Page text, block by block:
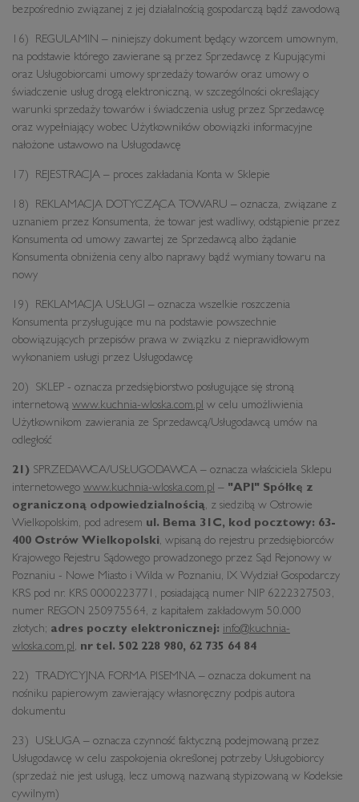
bezpośrednio związanej z jej działalnością gospodarczą bądź zawodową
16) REGULAMIN – niniejszy dokument będący wzorcem umownym,
na podstawie którego zawierane są przez Sprzedawcę z Kupującymi
oraz Usługobiorcami umowy sprzedaży towarów oraz umowy o
świadczenie usług drogą elektroniczną, w szczególności określający
warunki sprzedaży towarów i świadczenia usług przez Sprzedawcę
oraz wypełniający wobec Użytkowników obowiązki informacyjne
nałożone ustawowo na Usługodawcę
17) REJESTRACJA – proces zakładania Konta w Sklepie
18) REKLAMACJA DOTYCZĄCA TOWARU – oznacza, związane z
uznaniem przez Konsumenta, że towar jest wadliwy, odstąpienie przez
Konsumenta od umowy zawartej ze Sprzedawcą albo żądanie
Konsumenta obniżenia ceny albo naprawy bądź wymiany towaru na
nowy
19) REKLAMACJA USŁUGI – oznacza wszelkie roszczenia
Konsumenta przysługujące mu na podstawie powszechnie
obowiązujących przepisów prawa w związku z nieprawidłowym
wykonaniem usługi przez Usługodawcę
20) SKLEP - oznacza przedsiębiorstwo posługujące się stroną
internetową www.kuchnia-wloska.com.pl w celu umożliwienia
Użytkownikom zawierania ze Sprzedawcą/Usługodawcą umów na
odległość
21) SPRZEDAWCA/USŁUGODAWCA – oznacza właściciela Sklepu
internetowego www.kuchnia-wloska.com.pl – "API" Spółkę z
ograniczoną odpowiedzialnością, z siedzibą w Ostrowie
Wielkopolskim, pod adresem ul. Bema 31C, kod pocztowy: 63-
400 Ostrów Wielkopolski, wpisaną do rejestru przedsiębiorców
Krajowego Rejestru Sądowego prowadzonego przez Sąd Rejonowy w
Poznaniu - Nowe Miasto i Wilda w Poznaniu, IX Wydział Gospodarczy
KRS pod nr. KRS 0000223771, posiadającą numer NIP 6222327503,
numer REGON 250975564, z kapitałem zakładowym 50.000
złotych; adres poczty elektronicznej: info@kuchnia-
wloska.com.pl, nr tel. 502 228 980, 62 735 64 84
22) TRADYCYJNA FORMA PISEMNA – oznacza dokument na
nośniku papierowym zawierający własnoręczny podpis autora
dokumentu
23) USŁUGA – oznacza czynność faktyczną podejmowaną przez
Usługodawcę w celu zaspokojenia określonej potrzeby Usługobiorcy
(sprzedaż nie jest usługą, lecz umową nazwaną stypizowaną w Kodeksie
cywilnym)